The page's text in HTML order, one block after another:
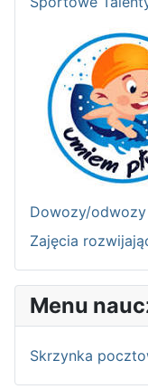
Dowozy/odwozy
Zajęcia
Menu
Skrzynka